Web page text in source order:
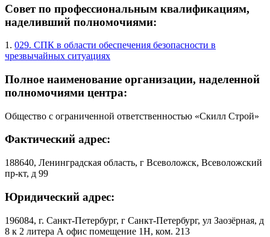
Совет по профессиональным квалификациям,
наделивший полномочиями:
1. 029. СПК в области обеспечения безопасности в
чрезвычайных ситуациях
Полное наименование организации, наделенной
полномочиями центра:
Общество с ограниченной ответственностью «Скилл Строй»
Фактический адрес:
188640, Ленинградская область, г Всеволожск, Всеволожский
пр-кт, д 99
Юридический адрес:
196084, г. Санкт-Петербург, г Санкт-Петербург, ул Заозёрная, д
8 к 2 литера А офис помещение 1Н, ком. 213